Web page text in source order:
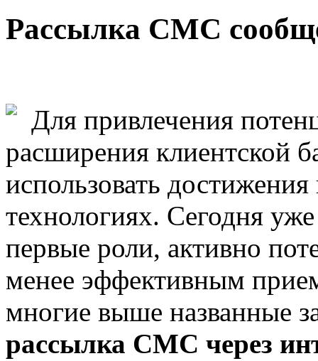
Рассылка СМС
Для привлечения
расширения клиентской
использовать
технологиях. Сегодня
первые роли, активно
менее эффективным
многие выше названные
рассылка СМС через